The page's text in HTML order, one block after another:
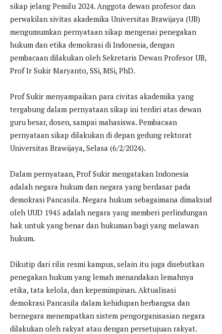
sikap jelang Pemilu 2024. Anggota dewan profesor dan
perwakilan sivitas akademika Universitas Brawijaya (UB)
mengumumkan pernyataan sikap mengenai penegakan
hukum dan etika demokrasi di Indonesia, dengan
pembacaan dilakukan oleh Sekretaris Dewan Profesor UB,
Prof Ir Sukir Maryanto, SSi, MSi, PhD.
Prof Sukir menyampaikan para civitas akademika yang
tergabung dalam pernyataan sikap ini terdiri atas dewan
guru besar, dosen, sampai mahasiswa. Pembacaan
pernyataan sikap dilakukan di depan gedung rektorat
Universitas Brawijaya, Selasa (6/2/2024).
Dalam pernyataan, Prof Sukir mengatakan Indonesia
adalah negara hukum dan negara yang berdasar pada
demokrasi Pancasila. Negara hukum sebagaimana dimaksud
oleh UUD 1945 adalah negara yang memberi perlindungan
hak untuk yang benar dan hukuman bagi yang melawan
hukum.
Dikutip dari rilis resmi kampus, selain itu juga disebutkan
penegakan hukum yang lemah menandakan lemahnya
etika, tata kelola, dan kepemimpinan. Aktualisasi
demokrasi Pancasila dalam kehidupan berbangsa dan
bernegara menempatkan sistem pengorganisasian negara
dilakukan oleh rakyat atau dengan persetujuan rakyat.